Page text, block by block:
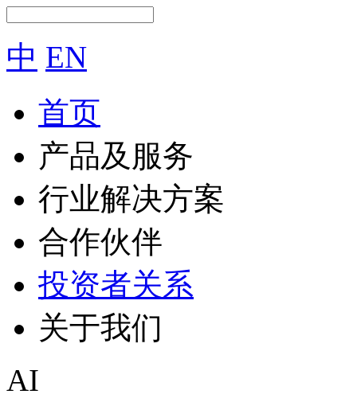
中 EN
首页
产品及服务
行业解决方案
合作伙伴
投资者关系
关于我们
AI